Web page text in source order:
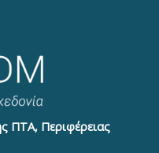
ΠΤΑ, Περιφέρειας